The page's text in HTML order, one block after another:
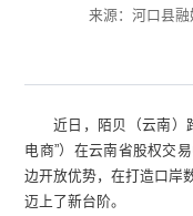
来源：河口县
近日，陌贝（云南）
电商”）在云南省股权交
边开放优势，在打造口岸
迈上了新台阶。